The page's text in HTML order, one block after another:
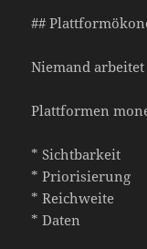
##
Niemand
Plattformen
* Sichtbarkeit
* Priorisierung
* Reichweite
* Daten